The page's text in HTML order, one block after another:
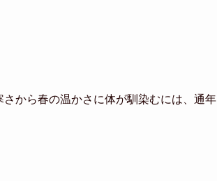
から春の温かさに体が馴染むには、通年